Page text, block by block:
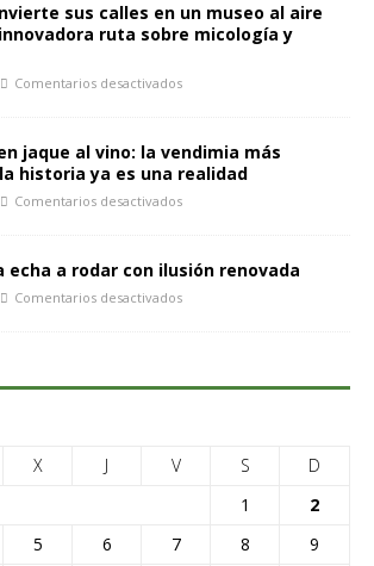
sus calles en un museo al aire
ruta sobre micología y
Comentarios desactivados
jaque al vino: la vendimia más
historia ya es una realidad
Comentarios desactivados
echa a rodar con ilusión renovada
Comentarios desactivados
X J V S
D
1
2
5 6 7 8
9